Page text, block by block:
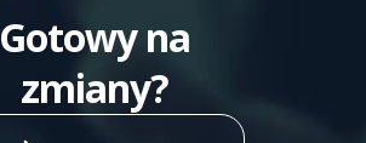
Gotowy na
zmiany?